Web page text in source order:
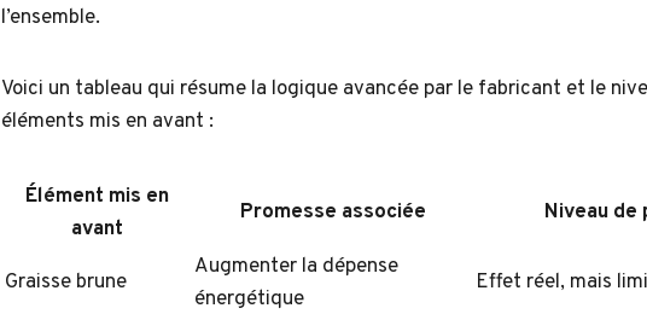
l’ensemble.
Voici un tableau qui résume la logique avancée par le fabricant et le
éléments mis en avant :
Élément mis en
avant
Promesse associée Niveau de
Graisse brune
Augmenter la dépense
énergétique
Effet réel, mais